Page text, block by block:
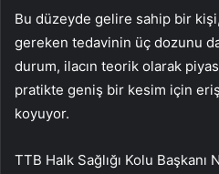
Bu düzeyde gelire sahip bir kişi,
gereken tedavinin üç dozunu
durum, ilacın teorik olarak
pratikte geniş bir kesim için
koyuyor.
TTB Halk Sağlığı Kolu